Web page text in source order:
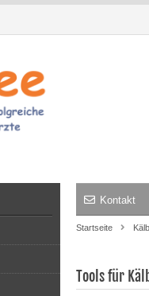
Kontakt
Startseite
Tools für